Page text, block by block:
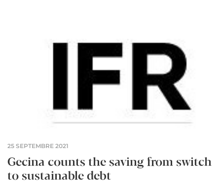
25 SEPTEMBRE 2021
Gecina counts the saving from switch
to sustainable debt